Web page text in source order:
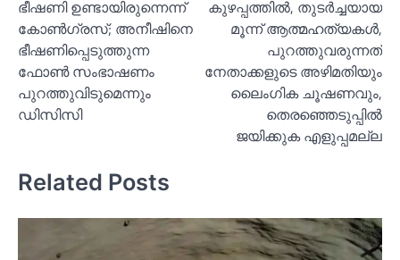
ഭീഷണി ഉണ്ടായിരുന്നെന്ന്
കോണ്‍ഗ്രസ്; അനീഷിനെ
ഭീഷണിപ്പെടുത്തുന്ന
ഫോണ്‍ സംഭാഷണം
പുറത്തുവിടുമെന്നും
ഡിസിസി
കുഴപ്പത്തില്‍, തുടര്‍ച്ചയായ
മൂന്ന് ആത്മഹത്യകള്‍,
പുറത്തുവരുന്നത്
നേതാക്കളുടെ അഴിമതിയും
ലൈംഗിക ചൂഷണവും,
തെരഞ്ഞെടുപ്പില്‍
ജയിക്കുക എളുപ്പമല്ല
Related Posts